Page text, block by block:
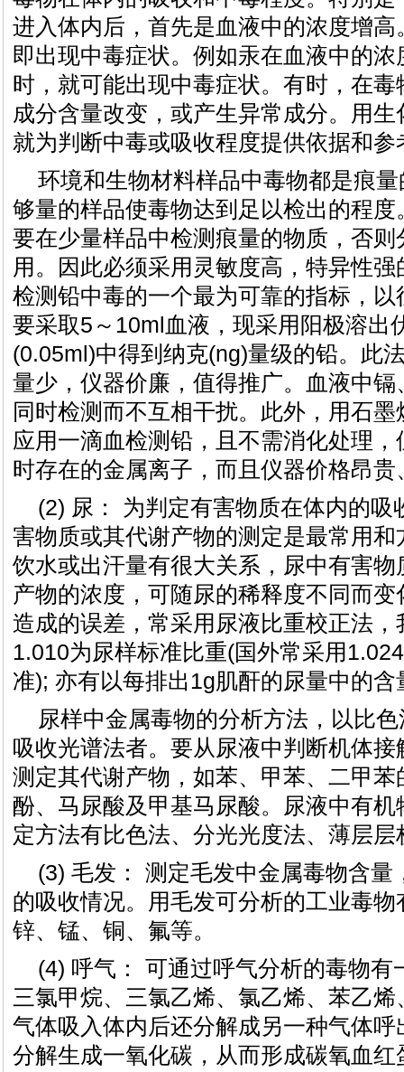
进入体内后，首先是血液中的浓度增
即出现中毒症状。例如汞在血液中的
时，就可能出现中毒症状。有时，在
成分含量改变，或产生异常成分。用
就为判断中毒或吸收程度提供依据和参
环境和生物材料样品中毒物都是痕
够量的样品使毒物达到足以检出的程
要在少量样品中检测痕量的物质，否
用。因此必须采用灵敏度高，特异性
检测铅中毒的一个最为可靠的指标，
要采取5～10ml血液，现采用阳极溶出
(0.05ml)中得到纳克(ng)量级的铅。此
量少，仪器价廉，值得推广。血液中
同时检测而不互相干扰。此外，用石
应用一滴血检测铅，且不需消化处理
时存在的金属离子，而且仪器价格昂
(2) 尿： 为判定有害物质在体内的吸
害物质或其代谢产物的测定是最常用
饮水或出汗量有很大关系，尿中有害
产物的浓度，可随尿的稀释度不同而
造成的误差，常采用尿液比重校正法
1.010为尿样标准比重(国外常采用
准); 亦有以每排出1g肌酐的尿量中的
尿样中金属毒物的分析方法，以比
吸收光谱法者。要从尿液中判断机体
测定其代谢产物，如苯、甲苯、二甲
酚、马尿酸及甲基马尿酸。尿液中有
定方法有比色法、分光光度法、薄层
(3) 毛发： 测定毛发中金属毒物含量
的吸收情况。用毛发可分析的工业毒
锌、锰、铜、氟等。
(4) 呼气： 可通过呼气分析的毒物有
三氯甲烷、三氯乙烯、氯乙烯、苯乙
气体吸入体内后还分解成另一种气体
分解生成一氧化碳，从而形成碳氧血